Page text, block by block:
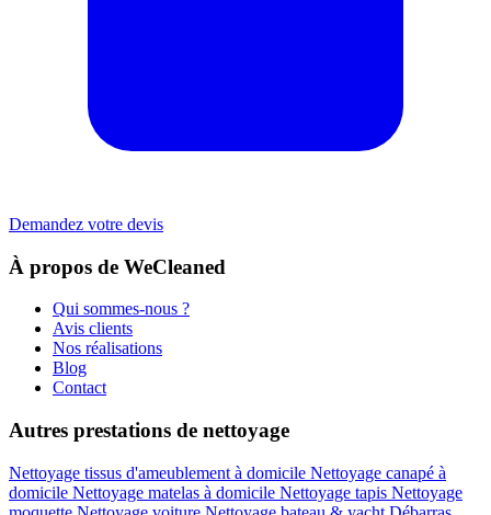
Demandez votre devis
À propos de WeCleaned
Qui sommes-nous ?
Avis clients
Nos réalisations
Blog
Contact
Autres prestations de nettoyage
Nettoyage tissus d'ameublement à domicile Nettoyage canapé à
domicile Nettoyage matelas à domicile Nettoyage tapis Nettoyage